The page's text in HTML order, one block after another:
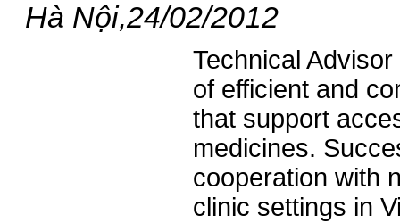
Hà Nội,24/02/2012
Technical
of efficient and
that support
medicines.
cooperation with
clinic settings in